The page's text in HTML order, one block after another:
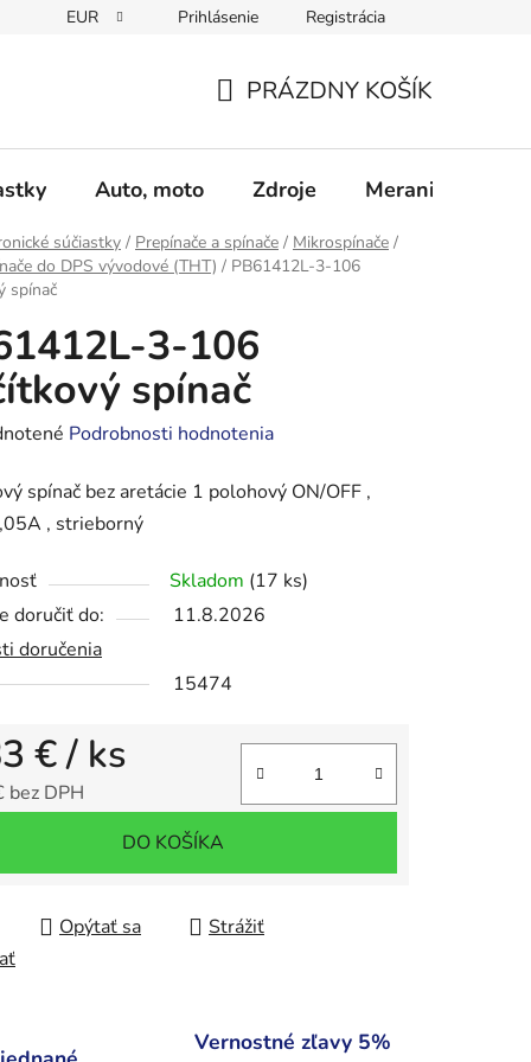
Obchodné podmienky Podmienky ochrany osobných údajov
EUR Prihlásenie Registrácia
KOŠÍK
PRÁZDNY KOŠÍK
Auto, moto Zdroje Meranie -
súčiastky / Prepínače a spínače / Mikrospínače /
do DPS vývodové (THT) / PB61412L-3-106
spínač
3-106
spínač
Podrobnosti hodnotenia
spínač bez aretácie 1 polohový ON/OFF ,
, strieborný
Skladom (17 ks)
doručiť do:
11.8.2026
doručenia
15474
€/ ks
bez DPH
DO KOŠÍKA
Opýtať sa
Strážiť
Vernostné zľavy 5%